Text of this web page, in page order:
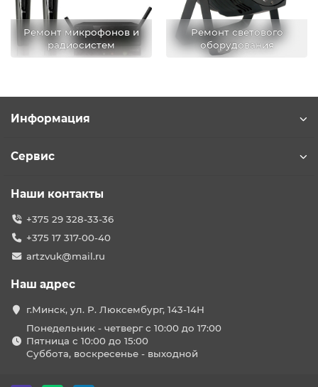
Ремонт микрофонов и
радиосистем
Ремонт светового
оборудования
Информация
Сервис
Наши контакты
+375 29 328-33-36
+375 17 317-00-40
artzvuk@mail.ru
Наш адрес
г.Минск, ул. Р. Люксембург, 143-14Н
Понедельник - четверг с 10:00 до 17:00
Пятница с 10:00 до 15:00
Суббота, воскресенье - выходной